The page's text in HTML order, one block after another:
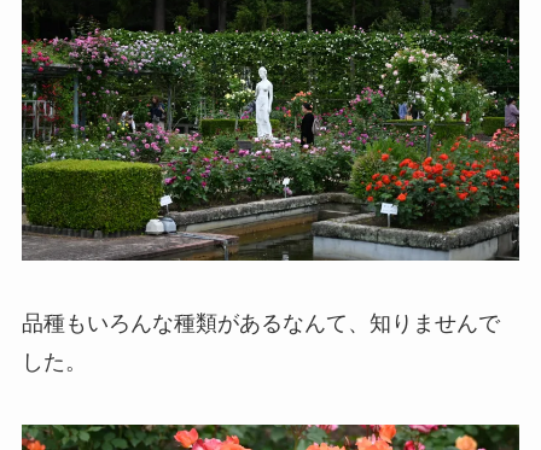
品種もいろんな種類があるなんて、知りませんで
した。